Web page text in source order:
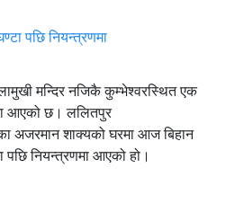
मन्दिर नजिकै कुम्भेश्वरस्थित एक
आएको छ। ललितपुर
अजरमान शाक्यको घरमा आज बिहान
नियन्त्रणमा आएको हो।